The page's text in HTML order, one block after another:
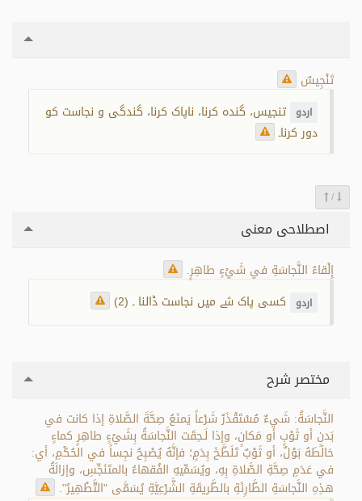
تَنْجِيسٌ
اردو تنجیس، گندہ کرنا، ناپاک کرنا، گندگی و نجاست کو
دور کرنا۔
/
اصطلاحی معنی
إِلْقاءُ النَّجاسَةِ في شَيْءٍ طاهِرٍ.
اردو کسی پاک شے میں نجاست ڈالنا ۔ (2)
مختصر شرح
النَّجاسَةُ: شَيءٌ مُسْتَقْذَرٌ شَرْعاً يَمنَعُ صِحَّةَ الصَّلاةِ إذا كانت في
بَدنٍ أو ثَوْبٍ أو مَكانٍ، وإذا لَـحِقَت النَّجاسَةُ بِشَيْءٍ طاهِرٍ كماءٍ
خالَطَهُ بَوْلٌ، أو ثَوْبٌ تَلَطَّخَ بِدَمٍ؛ فإنَّهُ يُصْبِحُ نجِساً في الحُكْمِ، أي:
في عَدَمِ صِحَّةِ الصَّلاةِ بِهِ، ويُسَمِّيهِ الفُقهاءُ بالمتَنَجِّسِ، وإزالَةُ
هذِهِ النَّجاسَةِ الطَّارِئَةِ بالطَّريقَةِ الشَّرْعِيَّةِ يُسَمَّى "التَّطْهِيرُ".